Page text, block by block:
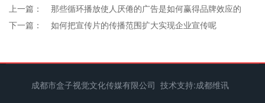
上一篇：
那些循环播放使人厌倦的广告是如何赢得品牌效应的
下一篇：
如何把宣传片的传播范围扩大实现企业宣传呢
成都市盒子视觉文化传媒有限公司 技术支持:成都维讯